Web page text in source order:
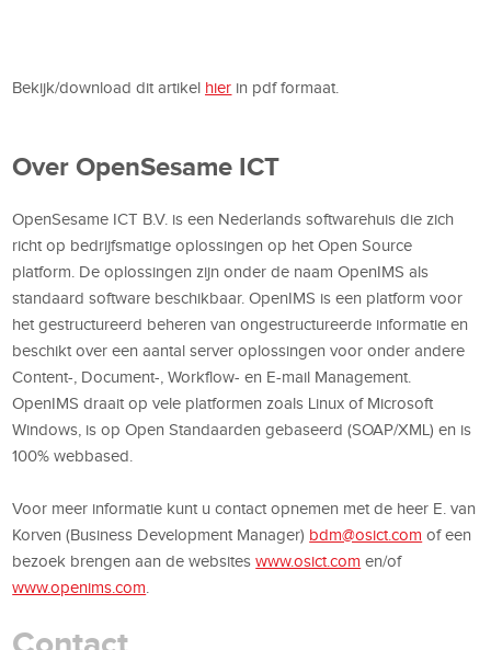
Bekijk/download dit artikel hier in pdf formaat.
Over OpenSesame ICT
OpenSesame ICT B.V. is een Nederlands softwarehuis die zich
richt op bedrijfsmatige oplossingen op het Open Source
platform. De oplossingen zijn onder de naam OpenIMS als
standaard software beschikbaar. OpenIMS is een platform voor
het gestructureerd beheren van ongestructureerde informatie en
beschikt over een aantal server oplossingen voor onder andere
Content-, Document-, Workflow- en E-mail Management.
OpenIMS draait op vele platformen zoals Linux of Microsoft
Windows, is op Open Standaarden gebaseerd (SOAP/XML) en is
100% webbased.
Voor meer informatie kunt u contact opnemen met de heer E. van
Korven (Business Development Manager) bdm@osict.com of een
bezoek brengen aan de websiteswww.osict.com en/of
www.openims.com